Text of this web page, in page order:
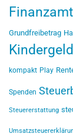
Finanzamt
Grundfreibetrag
Kindergeld
kompakt Play
Spenden
Steuererstattung